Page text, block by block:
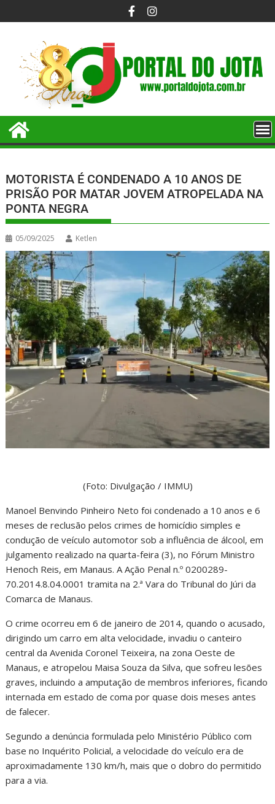
MOTORISTA É CONDENADO A 10 ANOS DE
PRISÃO POR MATAR JOVEM ATROPELADA NA
PONTA NEGRA
05/09/2025 Ketlen
(Foto: Divulgação / IMMU)
Manoel Benvindo Pinheiro Neto foi condenado a 10 anos e 6
meses de reclusão pelos crimes de homicídio simples e
condução de veículo automotor sob a influência de álcool, em
julgamento realizado na quarta-feira (3), no Fórum Ministro
Henoch Reis, em Manaus. A Ação Penal n.º 0200289-
70.2014.8.04.0001 tramita na 2.ª Vara do Tribunal do Júri da
Comarca de Manaus.
O crime ocorreu em 6 de janeiro de 2014, quando o acusado,
dirigindo um carro em alta velocidade, invadiu o canteiro
central da Avenida Coronel Teixeira, na zona Oeste de
Manaus, e atropelou Maisa Souza da Silva, que sofreu lesões
graves, incluindo a amputação de membros inferiores, ficando
internada em estado de coma por quase dois meses antes
de falecer.
Segundo a denúncia formulada pelo Ministério Público com
base no Inquérito Policial, a velocidade do veículo era de
aproximadamente 130 km/h, mais que o dobro do permitido
para a via.